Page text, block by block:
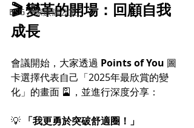
ESG X 家族辦公室
🎬 變革的開場：回顧自我
成長
會議開始，大家透過 Points of You 圖
卡選擇代表自己「2025年最欣賞的變
化」的畫面 🎴，並進行深度分享：
💡 「我更勇於突破舒適圈！」